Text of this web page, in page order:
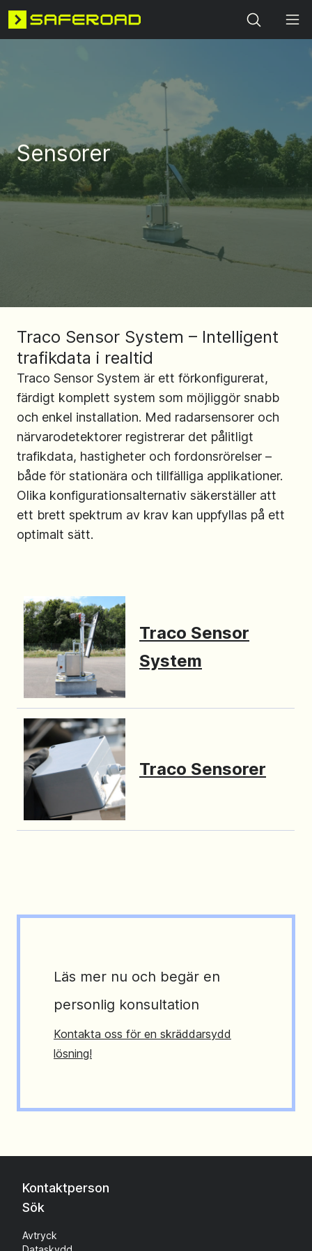
Search
Sensorer
Traco Sensor System – Intelligent
trafikdata i realtid
Traco Sensor System är ett förkonfigurerat,
färdigt komplett system som möjliggör snabb
och enkel installation. Med radarsensorer och
närvarodetektorer registrerar det pålitligt
trafikdata, hastigheter och fordonsrörelser –
både för stationära och tillfälliga applikationer.
Olika konfigurationsalternativ säkerställer att
ett brett spektrum av krav kan uppfyllas på ett
optimalt sätt.
Traco Sensor
System
Traco Sensorer
Läs mer nu och begär en
personlig konsultation
Kontakta oss för en skräddarsydd
lösning!
Kontaktperson
Sök
Avtryck